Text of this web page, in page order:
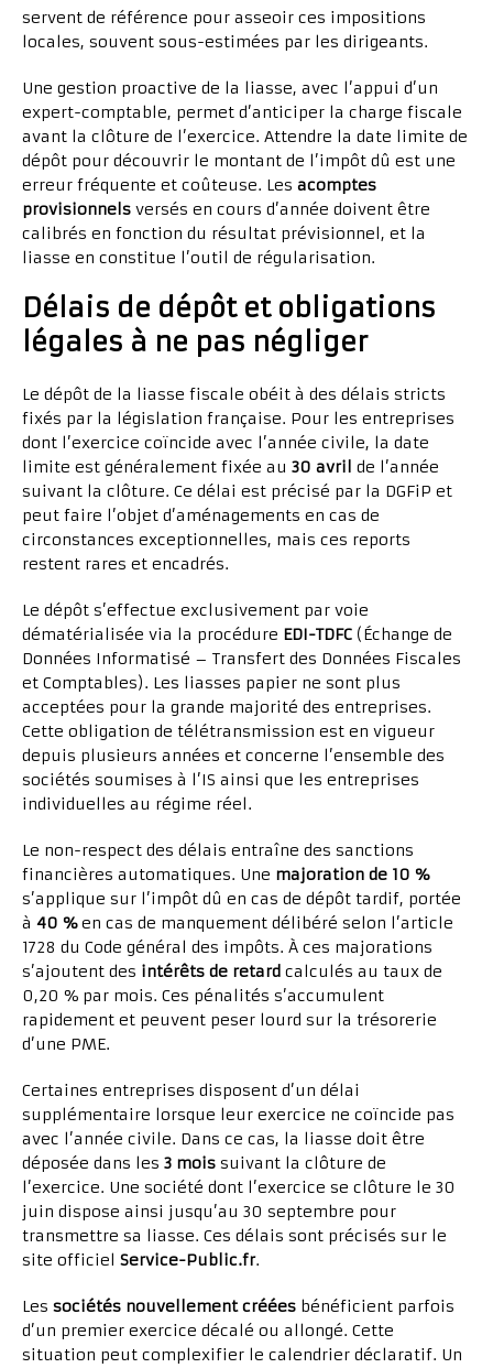
servent de référence pour asseoir ces impositions
locales, souvent sous-estimées par les dirigeants.
Une gestion proactive de la liasse, avec l’appui d’un
expert-comptable, permet d’anticiper la charge fiscale
avant la clôture de l’exercice. Attendre la date limite de
dépôt pour découvrir le montant de l’impôt dû est une
erreur fréquente et coûteuse. Les acomptes
provisionnels versés en cours d’année doivent être
calibrés en fonction du résultat prévisionnel, et la
liasse en constitue l’outil de régularisation.
Délais de dépôt et obligations
légales à ne pas négliger
Le dépôt de la liasse fiscale obéit à des délais stricts
fixés par la législation française. Pour les entreprises
dont l’exercice coïncide avec l’année civile, la date
limite est généralement fixée au 30 avril de l’année
suivant la clôture. Ce délai est précisé par la DGFiP et
peut faire l’objet d’aménagements en cas de
circonstances exceptionnelles, mais ces reports
restent rares et encadrés.
Le dépôt s’effectue exclusivement par voie
dématérialisée via la procédure EDI-TDFC (Échange de
Données Informatisé – Transfert des Données Fiscales
et Comptables). Les liasses papier ne sont plus
acceptées pour la grande majorité des entreprises.
Cette obligation de télétransmission est en vigueur
depuis plusieurs années et concerne l’ensemble des
sociétés soumises à l’IS ainsi que les entreprises
individuelles au régime réel.
Le non-respect des délais entraîne des sanctions
financières automatiques. Une majoration de 10 %
s’applique sur l’impôt dû en cas de dépôt tardif, portée
à 40 %en cas de manquement délibéré selon l’article
1728 du Code général des impôts. À ces majorations
s’ajoutent des intérêts de retard calculés au taux de
0,20 % par mois. Ces pénalités s’accumulent
rapidement et peuvent peser lourd sur la trésorerie
d’une PME.
Certaines entreprises disposent d’un délai
supplémentaire lorsque leur exercice ne coïncide pas
avec l’année civile. Dans ce cas, la liasse doit être
déposée dans les 3 mois suivant la clôture de
l’exercice. Une société dont l’exercice se clôture le 30
juin dispose ainsi jusqu’au 30 septembre pour
transmettre sa liasse. Ces délais sont précisés sur le
site officiel Service-Public.fr.
Les sociétés nouvellement créées bénéficient parfois
d’un premier exercice décalé ou allongé. Cette
situation peut complexifier le calendrier déclaratif. Un